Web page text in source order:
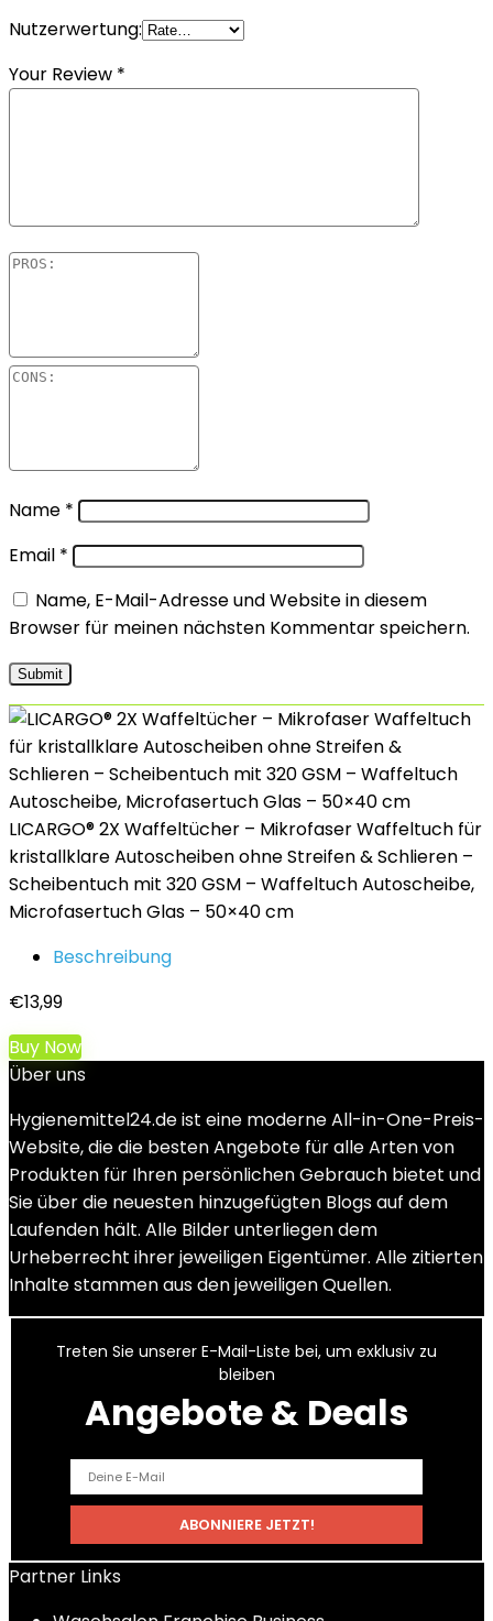
Nutzerwertung:
Your Review *
Name *
Email *
Name, E-Mail-Adresse und Website in diesem
Browser für meinen nächsten Kommentar speichern.
LICARGO® 2X Waffeltücher – Mikrofaser Waffeltuch für
kristallklare Autoscheiben ohne Streifen & Schlieren –
Scheibentuch mit 320 GSM – Waffeltuch Autoscheibe,
Microfasertuch Glas – 50×40 cm
Beschreibung
€13,99
Buy Now
Über uns
Hygienemittel24.de ist eine moderne All-in-One-Preis-
Website, die die besten Angebote für alle Arten von
Produkten für Ihren persönlichen Gebrauch bietet und
Sie über die neuesten hinzugefügten Blogs auf dem
Laufenden hält. Alle Bilder unterliegen dem
Urheberrecht ihrer jeweiligen Eigentümer. Alle zitierten
Inhalte stammen aus den jeweiligen Quellen.
Treten Sie unserer E-Mail-Liste bei, um exklusiv zu
bleiben
Angebote & Deals
Partner Links